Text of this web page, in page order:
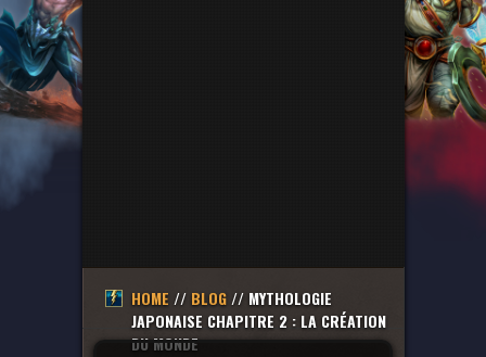
HOME // BLOG// MYTHOLOGIE
JAPONAISE CHAPITRE 2 : LA CRÉATION
DU MONDE